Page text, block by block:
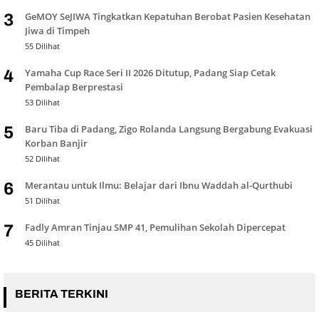
3
GeMOY SeJIWA Tingkatkan Kepatuhan Berobat Pasien Kesehatan
Jiwa di Timpeh
55 Dilihat
4
Yamaha Cup Race Seri II 2026 Ditutup, Padang Siap Cetak
Pembalap Berprestasi
53 Dilihat
5
Baru Tiba di Padang, Zigo Rolanda Langsung Bergabung Evakuasi
Korban Banjir
52 Dilihat
6 Merantau untuk Ilmu: Belajar dari Ibnu Waddah al-Qurthubi
51 Dilihat
7 Fadly Amran Tinjau SMP 41, Pemulihan Sekolah Dipercepat
45 Dilihat
BERITA TERKINI